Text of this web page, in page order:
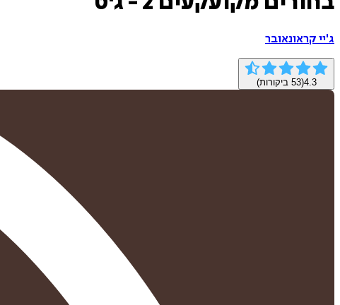
ג'יי קראונאובר
4.3
(
53 ביקורות)